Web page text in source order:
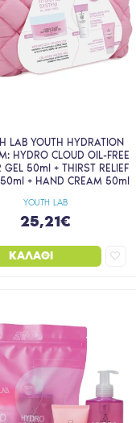
YOUTH LAB
LAB YOUTH HYDRATION
HYDRO CLOUD OIL-FREE
GEL 50ml + THIRST RELIEF
+ HAND CREAM 50ml
25,21€
ΚΑΛΆΘΙ